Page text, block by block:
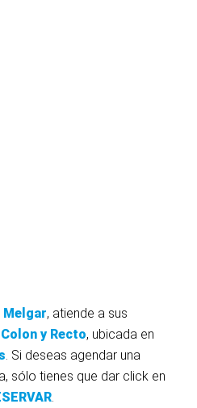
Melgar, atiende a sus
y Recto, ubicada en
. Si deseas agendar una
sólo tienes que dar click en
.